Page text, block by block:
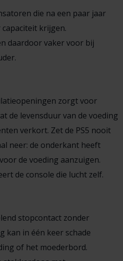
die na een paar jaar
krijgen.
daardoor vaker voor bij
zorgt voor
de levensduur van de voeding
verkort. Zet de PS5 nooit
neer: de onderkant heeft
de voeding aanzuigen.
de console die lucht zelf.
stopcontact zonder
kan in één keer schade
of het moederbord.